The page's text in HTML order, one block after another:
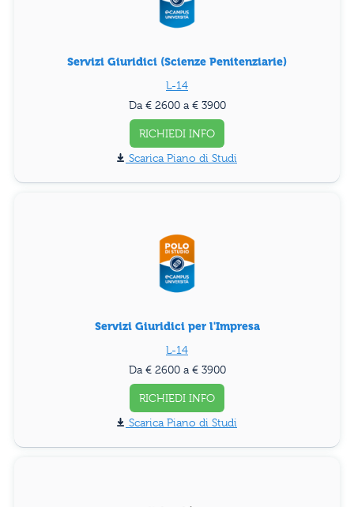
Servizi Giuridici (Scienze Penitenziarie)
L-14
Da € 2600 a € 3900
RICHIEDI INFO
Piano di Studi
Servizi Giuridici per l'Impresa
L-14
Da € 2600 a € 3900
RICHIEDI INFO
Piano di Studi